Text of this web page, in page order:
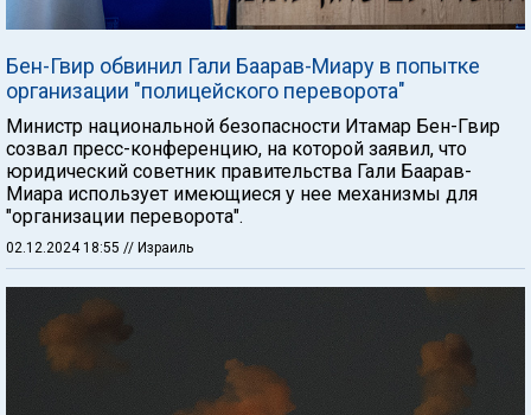
Бен-Гвир обвинил Гали Баарав-Миару в попытке
организации "полицейского переворота"
Министр национальной безопасности Итамар Бен-Гвир
созвал пресс-конференцию, на которой заявил, что
юридический советник правительства Гали Баарав-
Миара использует имеющиеся у нее механизмы для
"организации переворота".
02.12.2024 18:55 // Израиль